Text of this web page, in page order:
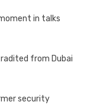
in talks
from Dubai
security